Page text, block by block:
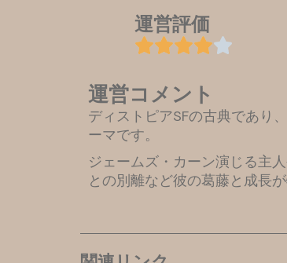
運営評価
運営コメント
ディストピアSFの古典であり
ーマです。
ジェームズ・カーン演じる主
との別離など彼の葛藤と成長